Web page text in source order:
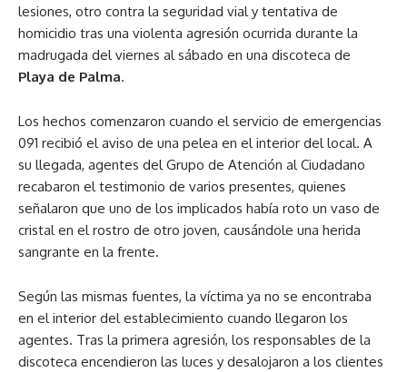
lesiones, otro contra la seguridad vial y tentativa de
homicidio tras una violenta agresión ocurrida durante la
madrugada del viernes al sábado en una discoteca de
Playa de Palma.
Los hechos comenzaron cuando el servicio de emergencias
091 recibió el aviso de una pelea en el interior del local. A
su llegada, agentes del Grupo de Atención al Ciudadano
recabaron el testimonio de varios presentes, quienes
señalaron que uno de los implicados había roto un vaso de
cristal en el rostro de otro joven, causándole una herida
sangrante en la frente.
Según las mismas fuentes, la víctima ya no se encontraba
en el interior del establecimiento cuando llegaron los
agentes. Tras la primera agresión, los responsables de la
discoteca encendieron las luces y desalojaron a los clientes